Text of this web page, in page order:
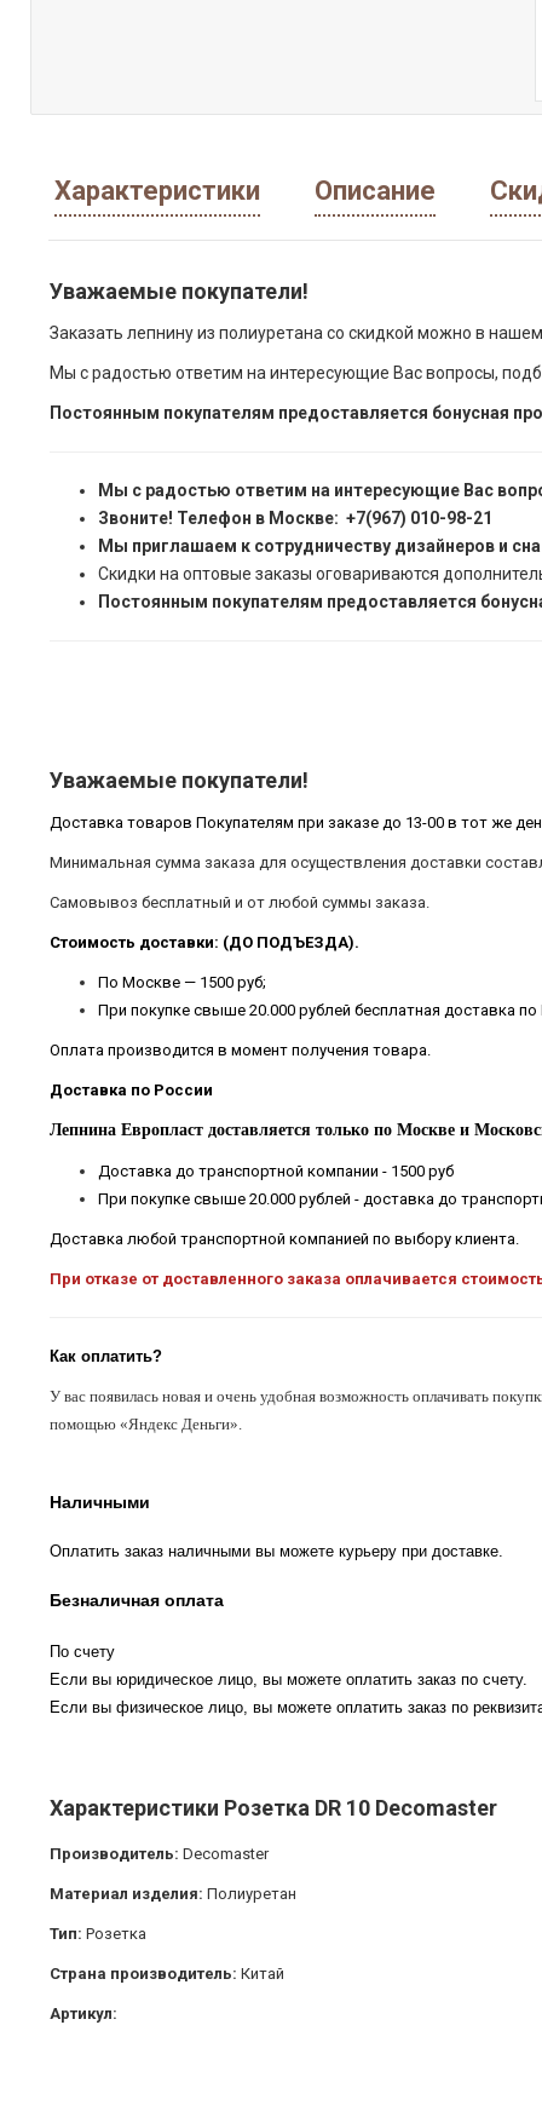
Характеристики Описание
Уважаемые покупатели!
Заказать лепнину из полиуретана со скидкой можно в
Мы с радостью ответим на интересующие Вас вопросы,
Постоянным покупателям предоставляется бонусная
Мы с радостью ответим на интересующие Вас
Звоните! Телефон в Москве: +7(967) 010-98-21
Мы приглашаем к сотрудничеству дизайнеров и
Скидки на оптовые заказы оговариваются
Постоянным покупателям предоставляется
Уважаемые покупатели!
Доставка товаров Покупателям при заказе до 13-00 в тот же
Минимальная сумма заказа для осуществления доставки
Самовывоз бесплатный и от любой суммы заказа.
Стоимость доставки: (ДО ПОДЪЕЗДА).
По Москве — 1500 руб;
При покупке свыше 20.000 рублей бесплатная доставка
Оплата производится в момент получения товара.
Доставка по России
Лепнина Европласт доставляется только по Москве и
Доставка до транспортной компании - 1500 руб
При покупке свыше 20.000 рублей - доставка до
Доставка любой транспортной компанией по выбору клиента.
При отказе от доставленного заказа оплачивается
Как оплатить?
У вас появилась новая и очень удобная возможность оплачивать
помощью «Яндекс Деньги».
Наличными
Оплатить заказ наличными вы можете курьеру при доставке.
Безналичная оплата
По счету
Если вы юридическое лицо, вы можете оплатить заказ по счету.
Если вы физическое лицо, вы можете оплатить заказ по
Характеристики Розетка DR 10 Decomaster
Производитель: Decomaster
Материал изделия: Полиуретан
Тип: Розетка
Страна производитель: Китай
Артикул: